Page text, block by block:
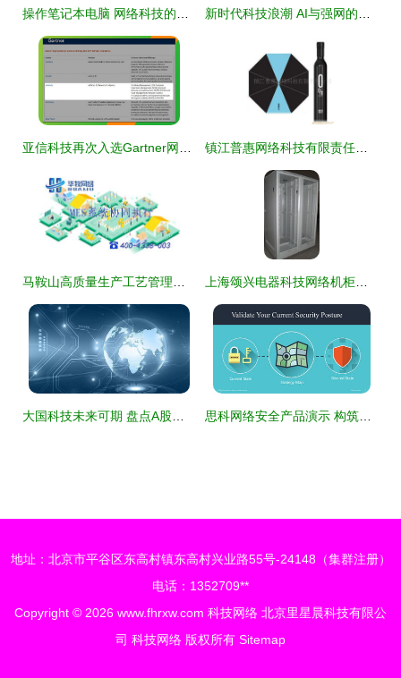
地址：北京市平谷区东高村镇东高村兴业路55号-24148（集群注册）
电话：1352709**
Copyright © 2026 www.fhrxw.com 科技网络 北京里星晨科技有限公
司 科技网络 版权所有 Sitemap